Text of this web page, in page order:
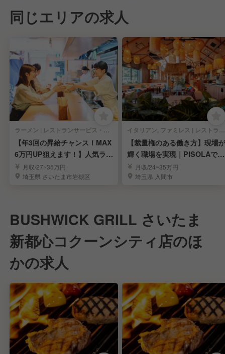
同じエリアの求人
ラーメン | レストランサービス・ホールスタッフ
【年3回の昇給チャンス！MAX
6万円UP狙えます！】人気ラー
メンの社員募集
月収/27~35万円
埼玉県 さいたま市岩槻区
イタリアン, ファミレス | レストランサービス・ホールスタッフ
【裁量権のある働き方】現場が
輝く職場を実現｜PISOLAで店
長候補募集
月収/24~35万円
埼玉県 入間市
BUSHWICK GRILL さいたま
新都心コクーンシティ店のほ
かの求人